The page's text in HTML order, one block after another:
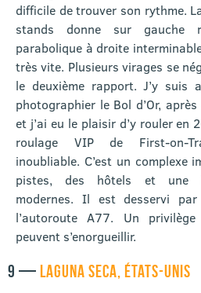
difficile de trouver son rythme.
stands donne sur gauche
parabolique à droite
très vite. Plusieurs virages se
le deuxième rapport. J’y suis
photographier le Bol d’Or,
et j’ai eu le plaisir d’y rouler en
roulage VIP de First-on-
inoubliable. C’est un complexe
pistes, des hôtels et une
modernes. Il est desservi
l’autoroute A77. Un
peuvent s’enorgueillir.
9 — LAGUNA SECA, ÉTATS-UNIS